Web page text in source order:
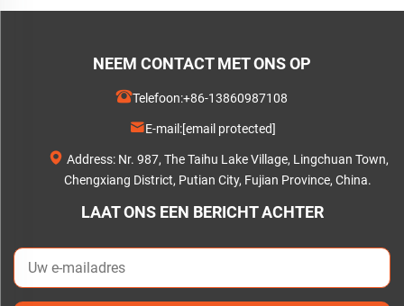
NEEM CONTACT MET ONS OP
Telefoon:+86-13860987108
E-mail:[email protected]
Address: Nr. 987, The Taihu Lake Village, Lingchuan Town,
Chengxiang District, Putian City, Fujian Province, China.
LAAT ONS EEN BERICHT ACHTER